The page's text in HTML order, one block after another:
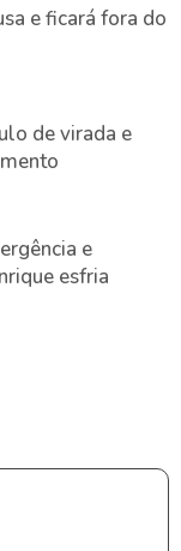
e ficará fora do
de virada e
e
esfria